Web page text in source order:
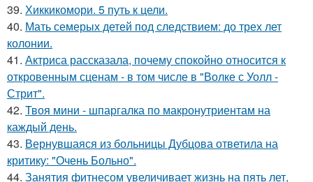
39. Хиккикомори. 5 путь к цели.
40. Мать семерых детей под следствием: до трех лет
колонии.
41. Актриса рассказала, почему спокойно относится к
откровенным сценам - в том числе в "Волке с Уолл -
Стрит".
42. Твоя мини - шпаргалка по макронутриентам на
каждый день.
43. Вернувшаяся из больницы Дубцова ответила на
критику: "Очень Больно".
44. Занятия фитнесом увеличивает жизнь на пять лет,